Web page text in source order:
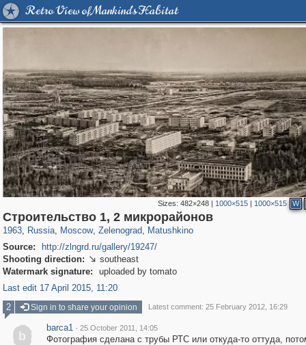
Retro View of Mankind's Habitat
Sizes:482×248 | 1000×515 | 1000×515 W
Строительство 1, 2 микрорайонов
1963, Russia
1,407,328 29,248
, Moscow
319,882 8,286
, Zelenograd
4,223 17
, Matushkino
1,315 2
Source:
http://zlngrd.ru/gallery/19247/
Shooting direction:  southeast
Watermark signature:
uploaded by tomato
Last edit 17 April 2015, 11:20
2
Sign in to share your opinion Latest comment: 25 February 2012, 16:29
b
barca1 · 25 October 2011, 14:05
Фотография сделана с трубы РТС или откуда-то оттуда,